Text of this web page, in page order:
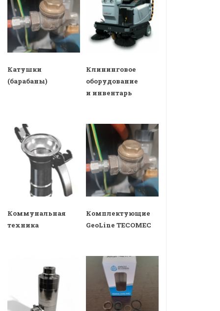
Катушки
(барабаны)
Клининговое
оборудование
и инвентарь
Коммунальная
техника
Комплектующие
GeoLine TECOMEC